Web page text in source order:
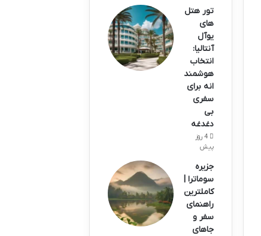
تور هتل
های
یوآل
آنتالیا:
انتخاب
هوشمند
انه برای
سفری
بی
دغدغه
4 روز
پیش
جزیره
سوماترا |
کاملترین
راهنمای
سفر و
جاهای